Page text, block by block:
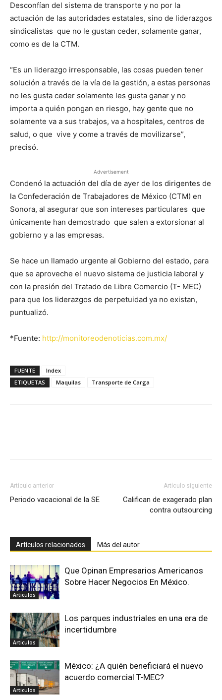
Desconfían del sistema de transporte y no por la
actuación de las autoridades estatales, sino de liderazgos
sindicalistas que no le gustan ceder, solamente ganar,
como es de la CTM.
“Es un liderazgo irresponsable, las cosas pueden tener
solución a través de la vía de la gestión, a estas personas
no les gusta ceder solamente les gusta ganar y no
importa a quién pongan en riesgo, hay gente que no
solamente va a sus trabajos, va a hospitales, centros de
salud, o que vive y come a través de movilizarse”,
precisó.
Advertisement
Condenó la actuación del día de ayer de los dirigentes de
la Confederación de Trabajadores de México (CTM) en
Sonora, al asegurar que son intereses particulares que
únicamente han demostrado que salen a extorsionar al
gobierno y a las empresas.
Se hace un llamado urgente al Gobierno del estado, para
que se aproveche el nuevo sistema de justicia laboral y
con la presión del Tratado de Libre Comercio (T- MEC)
para que los liderazgos de perpetuidad ya no existan,
puntualizó.
*Fuente: http://monitoreodenoticias.com.mx/
FUENTE
Index
ETIQUETAS
Maquilas Transporte de Carga
Artículo anterior
Periodo vacacional de la SE
Artículo siguiente
Califican de exagerado plan
contra outsourcing
Artículos relacionados Más del autor
Articulos
Que Opinan Empresarios Americanos
Sobre Hacer Negocios En México.
Articulos
Los parques industriales en una era de
incertidumbre
Articulos
México: ¿A quién beneficiará el nuevo
acuerdo comercial T-MEC?